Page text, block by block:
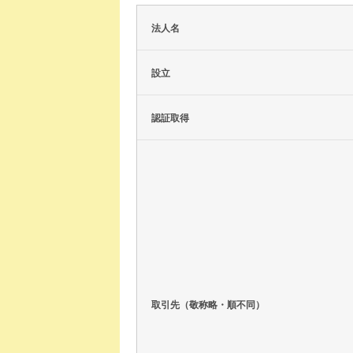
法人名
設立
認証取得
取引先（敬称略・順不同）